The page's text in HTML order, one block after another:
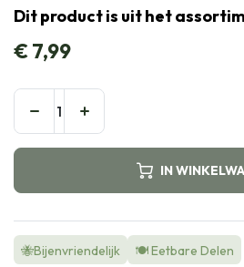
Dit product is uit het
€7,99
IN
🐝Bijenvriendelijk 🍽️ Eetbare Delen